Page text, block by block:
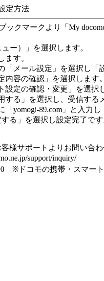
定方法
ックマークより「My
ー）」を選択します。
ます。
「メール設定」を選択し「
内容の確認」を選択します。
設定の確認・変更」を選択
する」を選択し、受信す
「yomogi-89.com」と入力
る」を選択し設定完了です
様サポートよりお問い合わ
support/inquiry/
※ドコモの携帯・スマー